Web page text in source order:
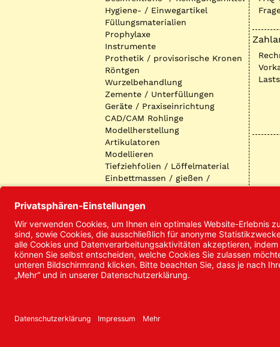
Hygiene- / Einwegartikel
Füllungsmaterialien
Prophylaxe
Instrumente
Prothetik / provisorische Kronen
Röntgen
Wurzelbehandlung
Zemente / Unterfüllungen
Geräte / Praxiseinrichtung
CAD/CAM Rohlinge
Modellherstellung
Artikulatoren
Modellieren
Tiefziehfolien / Löffelmaterial
Einbettmassen / gießen /
Oberflächenbearbeitung
Keramik
Verblendmaterialien
Instrumente
Kieferorthopädie /
Klammerdrähte
Verschiedenes (Labor)